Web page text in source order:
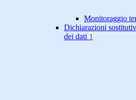
Monitoraggio
Dichiarazioni
dei dati 1